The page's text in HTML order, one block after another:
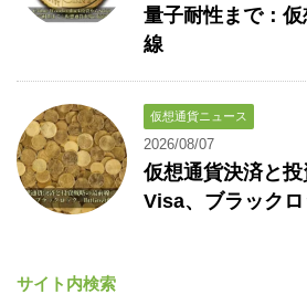
量子耐性まで：
線
仮想通貨ニュース
2026/08/07
仮想通貨決済と投
Visa、ブラック
サイト内検索